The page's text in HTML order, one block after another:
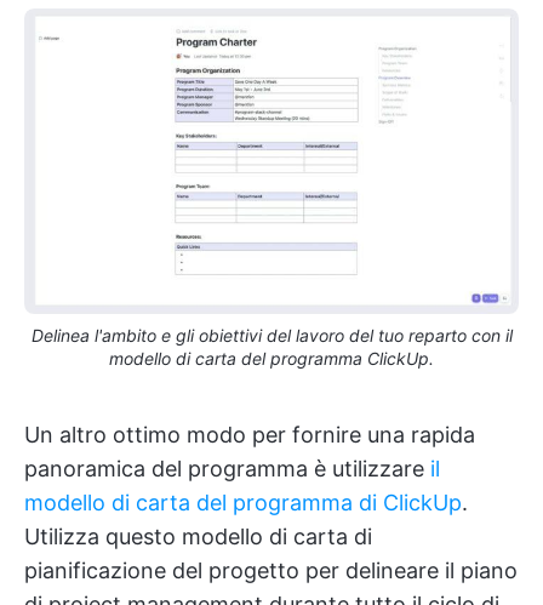
Delinea l'ambito e gli obiettivi del lavoro del tuo reparto con il
modello di carta del programma ClickUp.
Un altro ottimo modo per fornire una rapida
panoramica del programma è utilizzare il
modello di carta del programma di ClickUp.
Utilizza questo modello di carta di
pianificazione del progetto per delineare il piano